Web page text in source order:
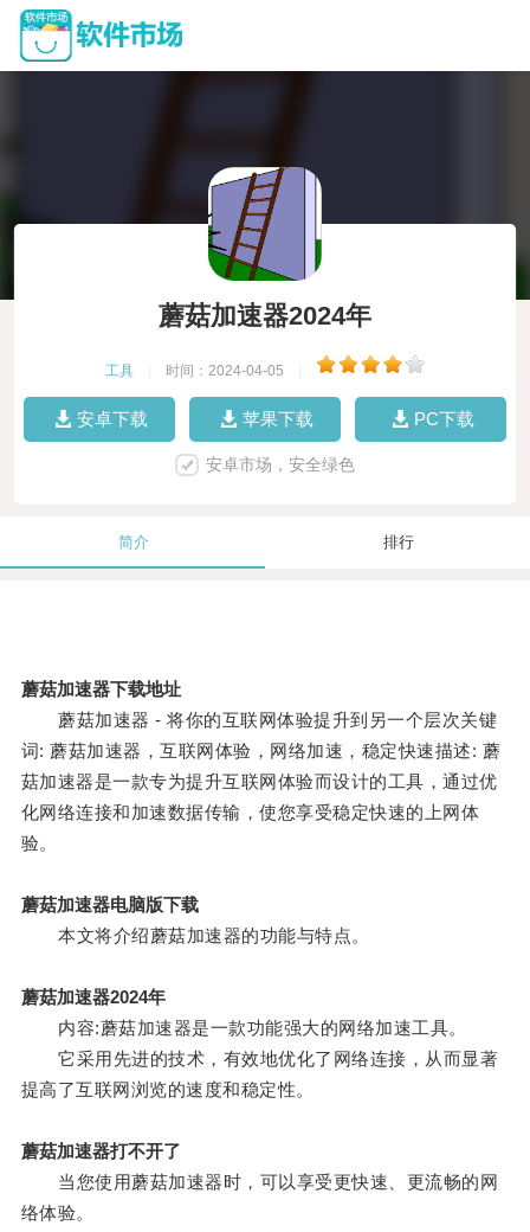
蘑菇加速器2024年
工具 时间：2024-04-05
安卓下载 苹果下载 PC下载
安卓市场，安全绿色
简介 排行
蘑菇加速器下载地址
蘑菇加速器 - 将你的互联网体验提升到另一个层次关键
词: 蘑菇加速器，互联网体验，网络加速，稳定快速描述: 蘑
菇加速器是一款专为提升互联网体验而设计的工具，通过优
化网络连接和加速数据传输，使您享受稳定快速的上网体
验。
蘑菇加速器电脑版下载
本文将介绍蘑菇加速器的功能与特点。
蘑菇加速器2024年
内容:蘑菇加速器是一款功能强大的网络加速工具。
它采用先进的技术，有效地优化了网络连接，从而显著
提高了互联网浏览的速度和稳定性。
蘑菇加速器打不开了
当您使用蘑菇加速器时，可以享受更快速、更流畅的网
络体验。